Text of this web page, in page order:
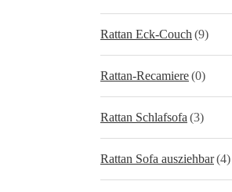
Rattan Eck-Couch (9)
Rattan-Recamiere(0)
Rattan Schlafsofa (3)
Rattan Sofa ausziehbar(4)